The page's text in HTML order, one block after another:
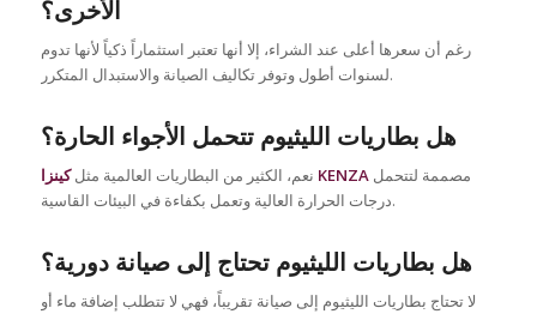
الأخرى؟
رغم أن سعرها أعلى عند الشراء، إلا أنها تعتبر استثماراً ذكياً لأنها تدوم
لسنوات أطول وتوفر تكاليف الصيانة والاستبدال المتكرر.
هل بطاريات الليثيوم تتحمل الأجواء الحارة؟
نعم، الكثير من البطاريات العالمية مثل كينزا KENZAمصممة لتتحمل
درجات الحرارة العالية وتعمل بكفاءة في البيئات القاسية.
هل بطاريات الليثيوم تحتاج إلى صيانة دورية؟
لا تحتاج بطاريات الليثيوم إلى صيانة تقريباً، فهي لا تتطلب إضافة ماء أو